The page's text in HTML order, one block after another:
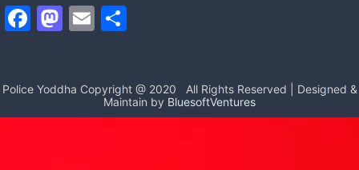
F
e
b
M
o
d
E
l
e
Police Yoddha Copyright @ 2020
All Rights Reserved | Designed &
Maintain by BluesoftVentures